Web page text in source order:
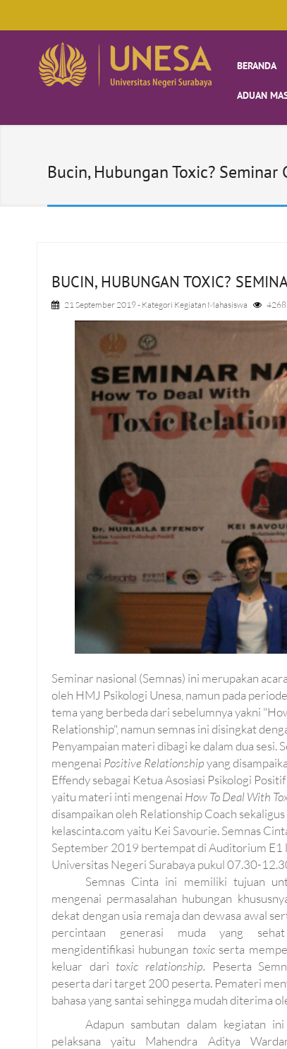
BERANDA
ADUAN
Bucin, Hubungan Toxic?
BUCIN, HUBUNGAN TOXIC?
21 September 2019- Kategori Kegiatan Mahasiswa 4268
Seminar nasional (Semnas) ini merupakan
oleh HMJ Psikologi Unesa, namun pada
tema yang berbeda dari sebelumnya yakni
Relationship", namun semnas ini disingkat
Penyampaian materi dibagi ke dalam dua sesi.
mengenai Positive Relationshipyang
Effendy sebagai Ketua Asosiasi Psikologi
yaitu materi inti mengenai How To Deal With
disampaikan oleh Relationship Coach
kelascinta.com yaitu Kei Savourie. Semnas
September 2019 bertempat di Auditorium E1
Universitas Negeri Surabaya pukul 07.30-
Semnas Cinta ini memiliki tujuan
mengenai permasalahan hubungan
dekat dengan usia remaja dan dewasa awal
percintaan generasi muda yang
mengidentifikasi hubungan toxic serta
keluar dari toxic relationship.
Peserta
peserta dari target 200 peserta. Pemateri
bahasa yang santai sehingga mudah diterima
Adapun sambutan dalam kegiatan
pelaksana yaitu Mahendra Aditya